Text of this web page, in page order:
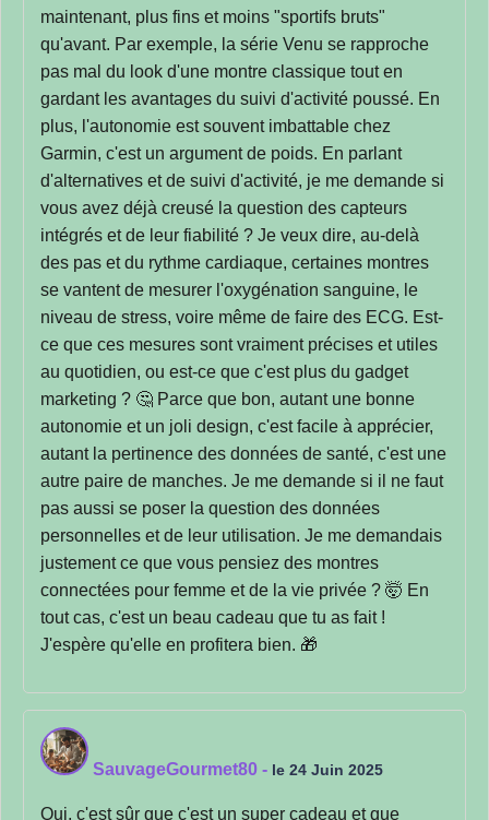
maintenant, plus fins et moins "sportifs bruts"
qu'avant. Par exemple, la série Venu se rapproche
pas mal du look d'une montre classique tout en
gardant les avantages du suivi d'activité poussé. En
plus, l'autonomie est souvent imbattable chez
Garmin, c'est un argument de poids. En parlant
d'alternatives et de suivi d'activité, je me demande si
vous avez déjà creusé la question des capteurs
intégrés et de leur fiabilité ? Je veux dire, au-delà
des pas et du rythme cardiaque, certaines montres
se vantent de mesurer l'oxygénation sanguine, le
niveau de stress, voire même de faire des ECG. Est-
ce que ces mesures sont vraiment précises et utiles
au quotidien, ou est-ce que c'est plus du gadget
marketing ? 🤔 Parce que bon, autant une bonne
autonomie et un joli design, c'est facile à apprécier,
autant la pertinence des données de santé, c'est une
autre paire de manches. Je me demande si il ne faut
pas aussi se poser la question des données
personnelles et de leur utilisation. Je me demandais
justement ce que vous pensiez des montres
connectées pour femme et de la vie privée ? 🤯 En
tout cas, c'est un beau cadeau que tu as fait !
J'espère qu'elle en profitera bien. 🎁
SauvageGourmet80 - le 24 Juin 2025
Oui, c'est sûr que c'est un super cadeau et que